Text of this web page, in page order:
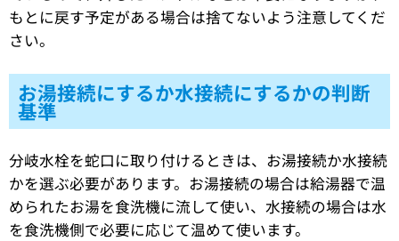
もとに戻す予定がある場合は捨てないよう注意してくだ
さい。
お湯接続にするか水接続にするかの判断
基準
分岐水栓を蛇口に取り付けるときは、お湯接続か水接続
かを選ぶ必要があります。お湯接続の場合は給湯器で温
められたお湯を食洗機に流して使い、水接続の場合は水
を食洗機側で必要に応じて温めて使います。